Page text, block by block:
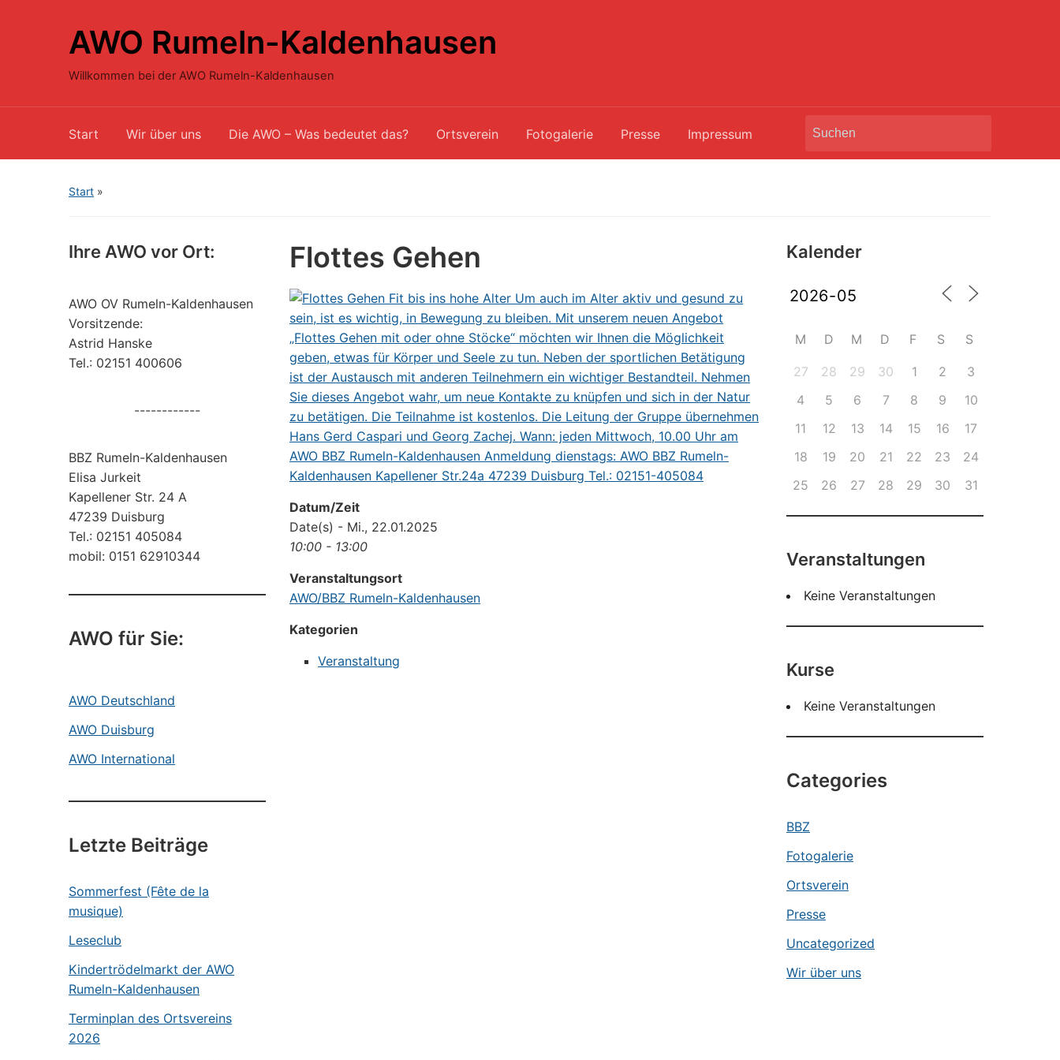
AWO Rumeln-Kaldenhausen
Willkommen bei der AWO Rumeln-Kaldenhausen
Start Wir über uns Die AWO – Was bedeutet das? Ortsverein Fotogalerie Presse Impressum
Search
Start »
Ihre AWO vor Ort:
AWO OV Rumeln-Kaldenhausen
Vorsitzende:
Astrid Hanske
Tel.: 02151 400606
------------
BBZ Rumeln-Kaldenhausen
Elisa Jurkeit
Kapellener Str. 24 A
47239 Duisburg
Tel.: 02151 405084
mobil: 0151 62910344
AWO für Sie:
AWO Deutschland
AWO Duisburg
AWO International
Letzte Beiträge
Sommerfest (Fête de la
musique)
Leseclub
Kindertrödelmarkt der AWO
Rumeln-Kaldenhausen
Terminplan des Ortsvereins
2026
Flottes Gehen
Datum/Zeit
Date(s) - Mi., 22.01.2025
10:00 - 13:00
Veranstaltungsort
AWO/BBZ Rumeln-Kaldenhausen
Kategorien
Veranstaltung
Kalender
M D M D F S S
27 28 29 30 1 2
3
4
5 6 7 8 9
10
11
12 13 14 15 16
17
18
19 20 21 22 23
24
25
26 27 28 29 30 31
Veranstaltungen
Keine Veranstaltungen
Kurse
Keine Veranstaltungen
Categories
BBZ
Fotogalerie
Ortsverein
Presse
Uncategorized
Wir über uns